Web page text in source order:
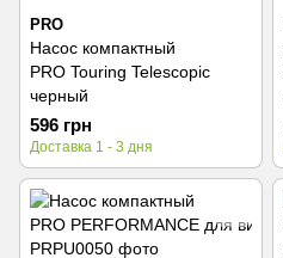
PRO
Насос компактный
PRO Touring Telescopic
черный
596 грн
Доставка 1 - 3 дня